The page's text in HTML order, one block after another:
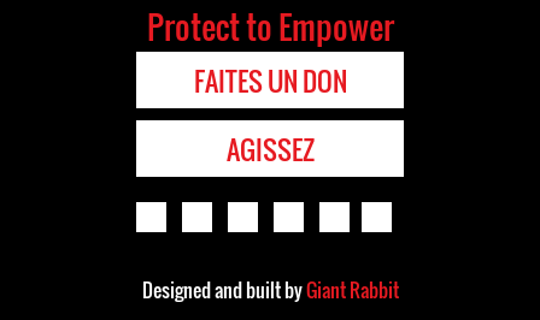
Protect to Empower
FAITES UN DON
AGISSEZ
Designed and built byGiant Rabbit